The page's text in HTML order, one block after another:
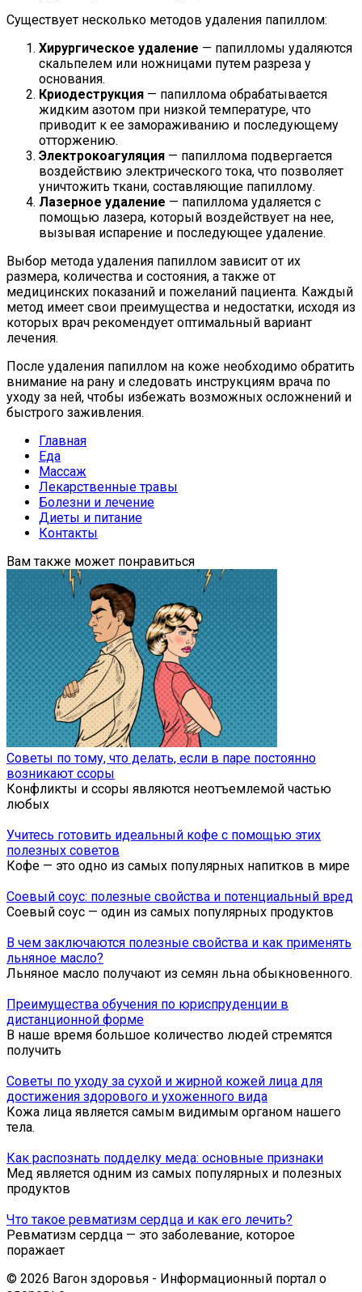
Существует несколько методов удаления папиллом:
Хирургическое удаление — папилломы удаляются
скальпелем или ножницами путем разреза у
основания.
Криодеструкция — папиллома обрабатывается
жидким азотом при низкой температуре, что
приводит к ее замораживанию и последующему
отторжению.
Электрокоагуляция — папиллома подвергается
воздействию электрического тока, что позволяет
уничтожить ткани, составляющие папиллому.
Лазерное удаление — папиллома удаляется с
помощью лазера, который воздействует на нее,
вызывая испарение и последующее удаление.
Выбор метода удаления папиллом зависит от их
размера, количества и состояния, а также от
медицинских показаний и пожеланий пациента. Каждый
метод имеет свои преимущества и недостатки, исходя из
которых врач рекомендует оптимальный вариант
лечения.
После удаления папиллом на коже необходимо обратить
внимание на рану и следовать инструкциям врача по
уходу за ней, чтобы избежать возможных осложнений и
быстрого заживления.
Главная
Еда
Массаж
Лекарственные травы
Болезни и лечение
Диеты и питание
Контакты
Вам также может понравиться
Советы по тому, что делать, если в паре постоянно
возникают ссоры
Конфликты и ссоры являются неотъемлемой частью
любых
Учитесь готовить идеальный кофе с помощью этих
полезных советов
Кофе — это одно из самых популярных напитков в мире
Соевый соус: полезные свойства и потенциальный вред
Соевый соус — один из самых популярных продуктов
В чем заключаются полезные свойства и как применять
льняное масло?
Льняное масло получают из семян льна обыкновенного.
Преимущества обучения по юриспруденции в
дистанционной форме
В наше время большое количество людей стремятся
получить
Советы по уходу за сухой и жирной кожей лица для
достижения здорового и ухоженного вида
Кожа лица является самым видимым органом нашего
тела.
Как распознать подделку меда: основные признаки
Мед является одним из самых популярных и полезных
продуктов
Что такое ревматизм сердца и как его лечить?
Ревматизм сердца — это заболевание, которое
поражает
© 2026 Вагон здоровья - Информационный портал о